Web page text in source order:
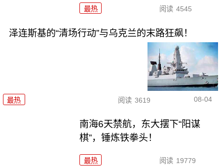
最热 阅读 4545
泽连斯基的“清场行动”与乌克兰的末路狂飙！
最热 阅读 3619 08-04
南海6天禁航，东大摆下“阳谋
棋”，锤炼铁拳头！
最热 阅读 19779